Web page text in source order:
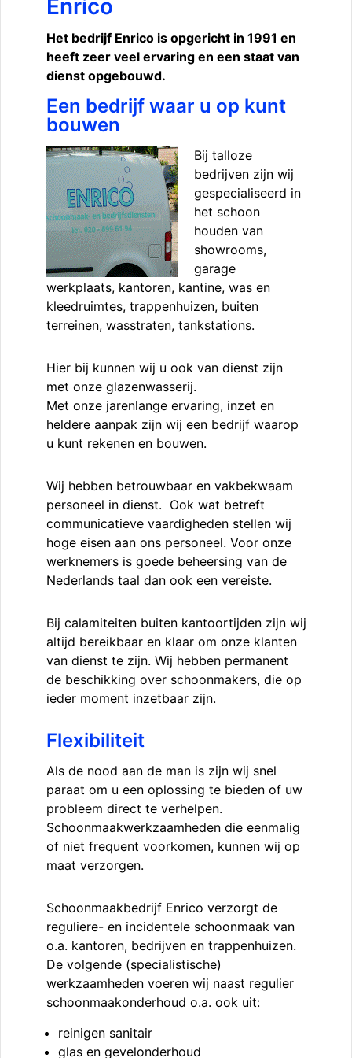
Enrico
Het bedrijf Enrico is opgericht in 1991 en
heeft zeer veel ervaring en een staat van
dienst opgebouwd.
Een bedrijf waar u op kunt
bouwen
Bij talloze
bedrijven zijn wij
gespecialiseerd in
het schoon
houden van
showrooms,
garage
werkplaats, kantoren, kantine, was en
kleedruimtes, trappenhuizen, buiten
terreinen, wasstraten, tankstations.
Hier bij kunnen wij u ook van dienst zijn
met onze glazenwasserij.
Met onze jarenlange ervaring, inzet en
heldere aanpak zijn wij een bedrijf waarop
u kunt rekenen en bouwen.
Wij hebben betrouwbaar en vakbekwaam
personeel in dienst. Ook wat betreft
communicatieve vaardigheden stellen wij
hoge eisen aan ons personeel. Voor onze
werknemers is goede beheersing van de
Nederlands taal dan ook een vereiste.
Bij calamiteiten buiten kantoortijden zijn wij
altijd bereikbaar en klaar om onze klanten
van dienst te zijn. Wij hebben permanent
de beschikking over schoonmakers, die op
ieder moment inzetbaar zijn.
Flexibiliteit
Als de nood aan de man is zijn wij snel
paraat om u een oplossing te bieden of uw
probleem direct te verhelpen.
Schoonmaakwerkzaamheden die eenmalig
of niet frequent voorkomen, kunnen wij op
maat verzorgen.
Schoonmaakbedrijf Enrico verzorgt de
reguliere- en incidentele schoonmaak van
o.a. kantoren, bedrijven en trappenhuizen.
De volgende (specialistische)
werkzaamheden voeren wij naast regulier
schoonmaakonderhoud o.a. ook uit:
reinigen sanitair
glas en gevelonderhoud